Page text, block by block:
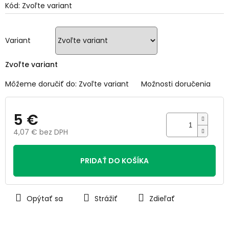
Kód: Zvoľte variant
Variant
Zvoľte variant
Môžeme doručiť do: Zvoľte variant Možnosti doručenia
5 €
4,07 € bez DPH
Jednotková
PRIDAŤ DO KOŠÍKA
Opýtať sa Strážiť Zdieľať
0,0
hviezdičiek.